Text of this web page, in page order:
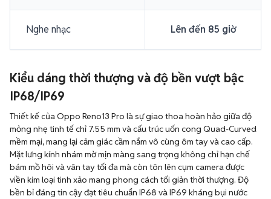
Nghe nhạc Lên đến 85 giờ
Kiểu dáng thời thượng và độ bền vượt bậc
IP68/IP69
Thiết kế của Oppo Reno13 Pro là sự giao thoa hoàn hảo giữa độ
mỏng nhẹ tinh tế chỉ 7.55 mm và cấu trúc uốn cong Quad-Curved
mềm mại, mang lại cảm giác cầm nắm vô cùng ôm tay và cao cấp.
Mặt lưng kính nhám mờ mịn màng sang trọng không chỉ hạn chế
bám mồ hôi và vân tay tối đa mà còn tôn lên cụm camera được
viền kim loại tinh xảo mang phong cách tối giản thời thượng. Độ
bền bỉ đáng tin cậy đạt tiêu chuẩn IP68 và IP69 kháng bụi nước